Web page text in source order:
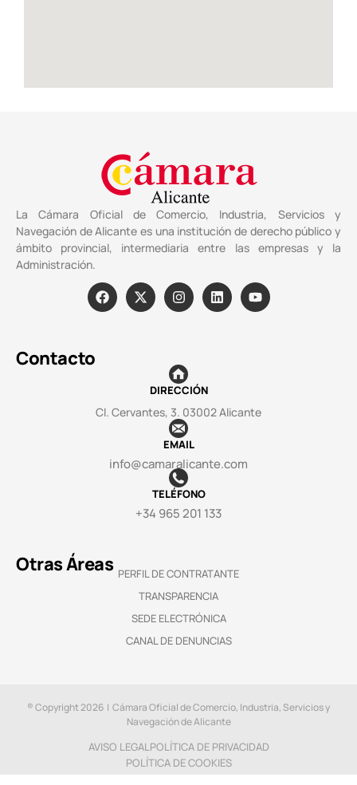
La Cámara Oficial de Comercio, Industria, Servicios y
Navegación de Alicante es una institución de derecho público y
ámbito provincial, intermediaria entre las empresas y la
Administración.
Contacto
DIRECCIÓN
Cl. Cervantes, 3. 03002 Alicante
EMAIL
info@camaralicante.com
TELÉFONO
+34 965 201 133
Otras Áreas PERFIL DE CONTRATANTE
TRANSPARENCIA
SEDE ELECTRÓNICA
CANAL DE DENUNCIAS
® Copyright 2026 | Cámara Oficial de Comercio, Industria, Servicios y
Navegación de Alicante
AVISO LEGALPOLÍTICA DE PRIVACIDAD
POLÍTICA DE COOKIES